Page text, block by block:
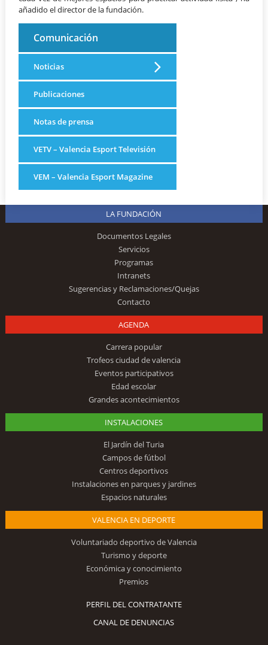
añadido el director de la fundación.
Comunicación
Noticias
Publicaciones
Notas de prensa
VETV – Valencia Esport Televisión
VEM – Valencia Esport Magazine
LA FUNDACIÓN
Documentos Legales
Servicios
Programas
Intranets
Sugerencias y Reclamaciones/Quejas
Contacto
AGENDA
Carrera popular
Trofeos ciudad de valencia
Eventos participativos
Edad escolar
Grandes acontecimientos
INSTALACIONES
El Jardín del Turia
Campos de fútbol
Centros deportivos
Instalaciones en parques y jardines
Espacios naturales
VALENCIA EN DEPORTE
Voluntariado deportivo de Valencia
Turismo y deporte
Económica y conocimiento
Premios
PERFIL DEL CONTRATANTE
CANAL DE DENUNCIAS